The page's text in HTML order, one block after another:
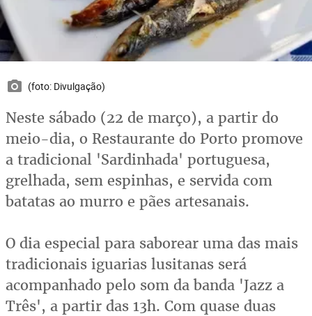
(foto: Divulgação)
Neste sábado (22 de março), a partir do
meio-dia, o Restaurante do Porto promove
a tradicional 'Sardinhada' portuguesa,
grelhada, sem espinhas, e servida com
batatas ao murro e pães artesanais.
O dia especial para saborear uma das mais
tradicionais iguarias lusitanas será
acompanhado pelo som da banda 'Jazz a
Três', a partir das 13h. Com quase duas